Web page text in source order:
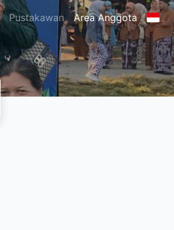
Pustakawan Area Anggota